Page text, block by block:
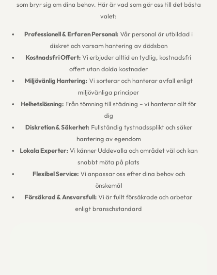
som bryr sig om dina behov. Här är vad som gör oss till det bästa
valet:
Professionell & Erfaren Personal: Vår personal är utbildad i
diskret och varsam hantering av dödsbon
Kostnadsfri Offert: Vi erbjuder alltid en tydlig, kostnadsfri
offert utan dolda kostnader
Miljövänlig Hantering: Vi sorterar och hanterar avfall enligt
miljövänliga principer
Helhetslösning: Från tömning till städning – vi hanterar allt för
dig
Diskretion & Säkerhet: Fullständig tystnadssplikt och säker
hantering av egendom
Lokala Experter: Vi känner Uddevalla och området väl och kan
snabbt möta på plats
Flexibel Service: Vi anpassar oss efter dina behov och
önskemål
Försäkrad & Ansvarsfull: Vi är fullt försäkrade och arbetar
enligt branschstandard